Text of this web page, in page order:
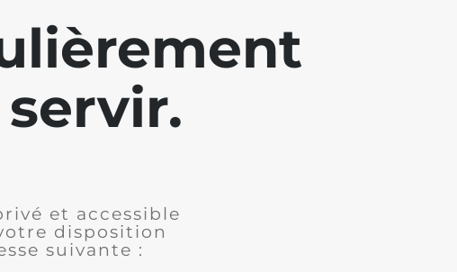
et accessible
disposition
suivante :